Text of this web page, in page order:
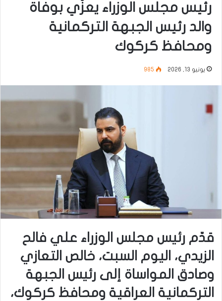
رئيس مجلس الوزراء يعزّي بوفاة
والد رئيس الجبهة التركمانية
ومحافظ كركوك
يونيو 13, 2026 985
قدّم رئيس مجلس الوزراء علي فالح
الزيدي، اليوم السبت، خالص التعازي
وصادق المواساة إلى رئيس الجبهة
التركمانية العراقية ومحافظ كركوك،